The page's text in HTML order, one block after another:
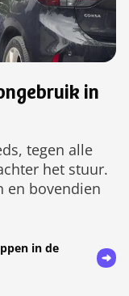
in
tegen alle
het stuur.
en bovendien
in de